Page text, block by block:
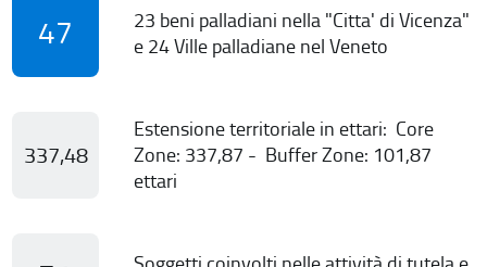
47
23 beni palladiani nella "Citta' di Vicenza"
e 24 Ville palladiane nel Veneto
337,48
Estensione territoriale in ettari: Core
Zone: 337,87 - Buffer Zone: 101,87
ettari